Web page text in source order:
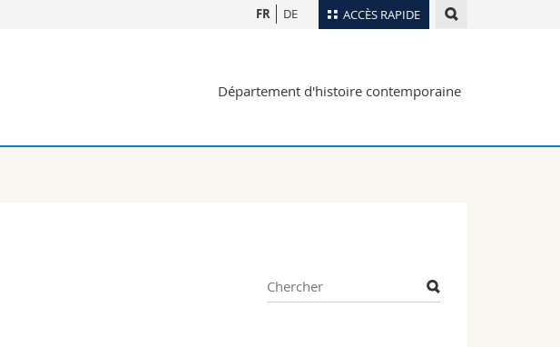
ACCÈS RAPIDE
Chercheurs
Plan d'accès
Webmail
FR DE
Département d'histoire contemporaine